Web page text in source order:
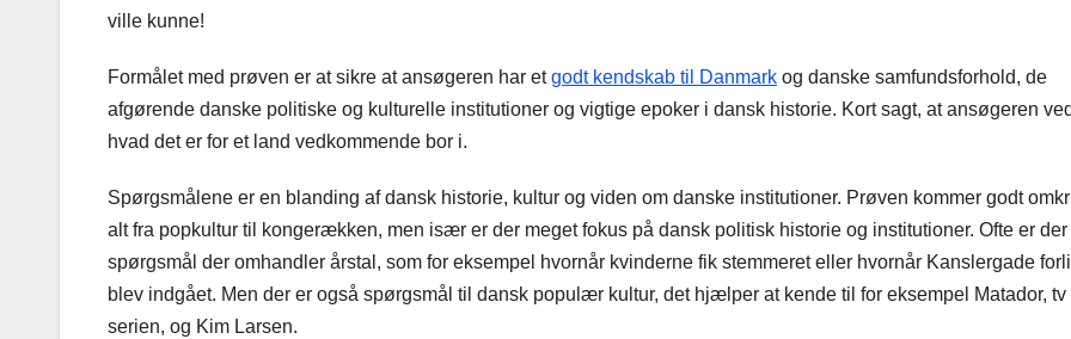
ville kunne!
Formålet med prøven er at sikre at ansøgeren har etgodt kendskab til Danmark og danske samfundsforhold, de
afgørende danske politiske og kulturelle institutioner og vigtige epoker i dansk historie. Kort sagt, at ansøgeren ved
hvad det er for et land vedkommende bor i.
Spørgsmålene er en blanding af dansk historie, kultur og viden om danske institutioner. Prøven kommer godt
alt fra popkultur til kongerækken, men især er der meget fokus på dansk politisk historie og institutioner. Ofte er der
spørgsmål der omhandler årstal, som for eksempel hvornår kvinderne fik stemmeret eller hvornår Kanslergade
blev indgået. Men der er også spørgsmål til dansk populær kultur, det hjælper at kende til for eksempel Matador, tv
serien, og Kim Larsen.